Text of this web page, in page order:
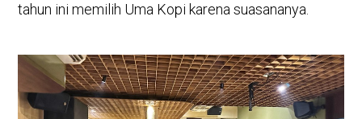
tahun ini memilih Uma Kopi karena suasananya.